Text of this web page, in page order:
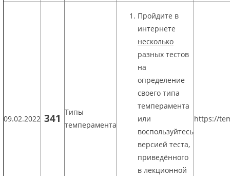
09.02.2022 341 Типы
темперамента
Пройдите в
интернете
несколько
разных тестов
на
определение
своего типа
темперамента
или
воспользуйтесь
версией теста,
приведённого
в лекционной
https://